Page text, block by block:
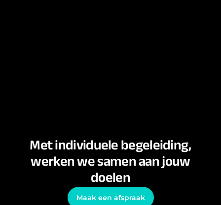
Met individuele begeleiding,
werken we samen aan jouw
doelen
Maak een afspraak